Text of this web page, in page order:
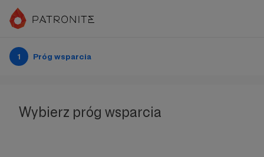
1 Próg wsparcia
Wybierz próg wsparcia